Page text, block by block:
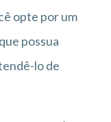
opte por um
possua
lo de